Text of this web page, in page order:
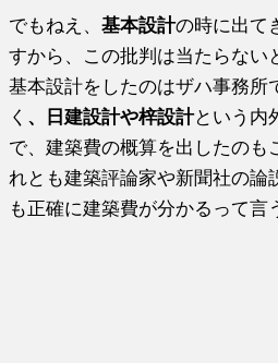
でもねえ、基本設計の時に出て
すから、この批判は当たらない
基本設計をしたのはザハ事務所
く 、日建設計や梓設計という内
で、建築費の概算を出したのも
れとも建築評論家や新聞社の論
も正確に建築費が分かるって言